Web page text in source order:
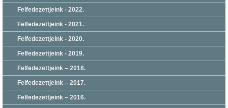
Felfedezettjeink - 2022.
Felfedezettjeink - 2021.
Felfedezettjeink - 2020.
Felfedezettjeink - 2019.
Felfedezettjeink – 2018.
Felfedezettjeink – 2017.
Felfedezettjeink – 2016.